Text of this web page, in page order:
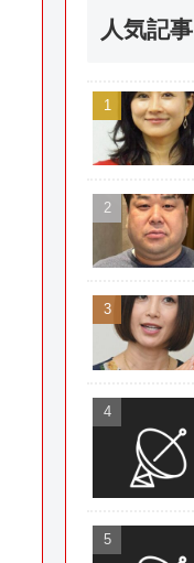
人気記事